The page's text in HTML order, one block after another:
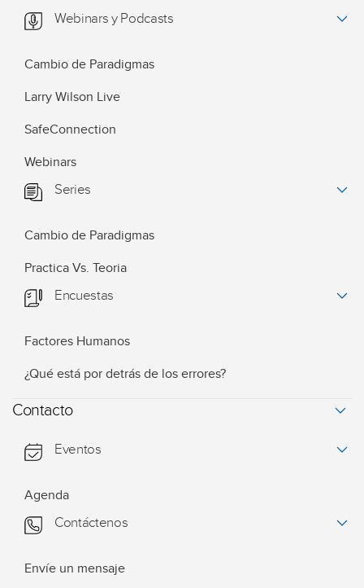
Webinars y Podcasts
Cambio de Paradigmas
Larry Wilson Live
SafeConnection
Webinars
Series
Cambio de Paradigmas
Practica Vs. Teoria
Encuestas
Factores Humanos
¿Qué está por detrás de los errores?
Contacto
Eventos
Agenda
Contáctenos
Envíe un mensaje